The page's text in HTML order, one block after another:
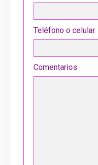
Teléfono o celular
Comentarios